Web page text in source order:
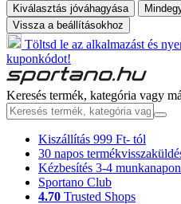
Kiválasztás jóváhagyása
Vissza a beállításokhoz
Töltsd le az alkalmazást és
kuponkódot!
Keresés termék, kategória vagy
Kiszállítás 999 Ft- tól
30 napos
Kézbesítés 3-4
Sportano Club
4.70 Trusted Shops